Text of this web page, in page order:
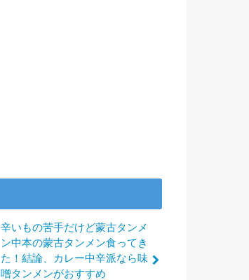
辛いもの苦手だけど蒙古タンメ
ン中本の蒙古タンメン食ってき
た！結論、カレー中辛派なら味
噌タンメンがおすすめ